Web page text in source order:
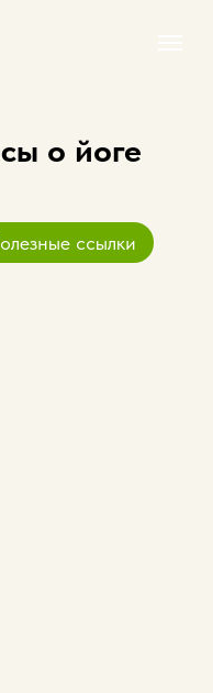
о йоге
ссылки